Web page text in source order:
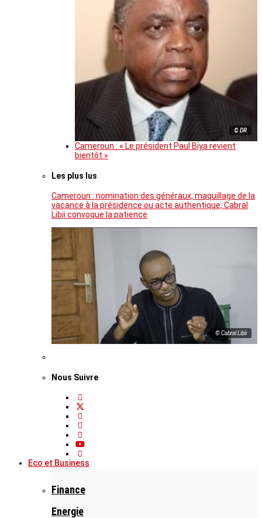
© DR
Cameroun : « Le président Paul Biya revient
bientôt »
Les plus lus
Cameroun : nomination des généraux, maquillage de la
vacance à la présidence ou acte authentique, Cabral
Libii convoque la patience
© Cabral Libii
Nous Suivre
Eco et Business
Finance
Energie